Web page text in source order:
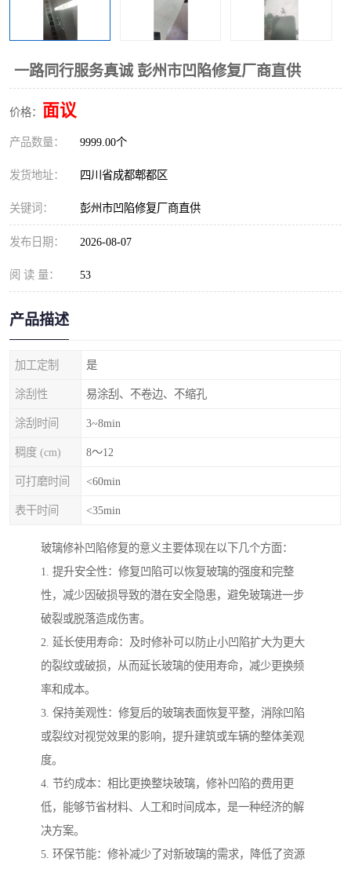
一路同行服务真诚 彭州市凹陷修复厂商直供
价格： 面议
产品数量： 9999.00个
发货地址： 四川省成都郫都区
关键词： 彭州市凹陷修复厂商直供
发布日期： 2026-08-07
阅 读 量： 53
产品描述
加工定制 是
涂刮性 易涂刮、不卷边、不缩孔
涂刮时间 3~8min
稠度 (cm) 8～12
可打磨时间 <60min
表干时间 <35min
玻璃修补凹陷修复的意义主要体现在以下几个方面：
1. 提升安全性：修复凹陷可以恢复玻璃的强度和完整
性，减少因破损导致的潜在安全隐患，避免玻璃进一步
破裂或脱落造成伤害。
2. 延长使用寿命：及时修补可以防止小凹陷扩大为更大
的裂纹或破损，从而延长玻璃的使用寿命，减少更换频
率和成本。
3. 保持美观性：修复后的玻璃表面恢复平整，消除凹陷
或裂纹对视觉效果的影响，提升建筑或车辆的整体美观
度。
4. 节约成本：相比更换整块玻璃，修补凹陷的费用更
低，能够节省材料、人工和时间成本，是一种经济的解
决方案。
5. 环保节能：修补减少了对新玻璃的需求，降低了资源